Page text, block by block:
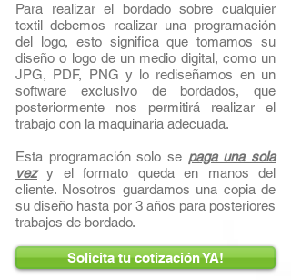
Para realizar el bordado sobre cualquier
textil debemos realizar una programación
del logo, esto significa que tomamos su
diseño o logo de un medio digital, como un
JPG, PDF, PNG y lo rediseñamos en un
software exclusivo de bordados, que
posteriormente nos permitirá realizar el
trabajo con la maquinaria adecuada.
Esta programación solo se paga una sola
vezy el formato queda en manos del
cliente. Nosotros guardamos una copia de
su diseño hasta por 3 años para posteriores
trabajos de bordado.
Solicita tu cotización YA!